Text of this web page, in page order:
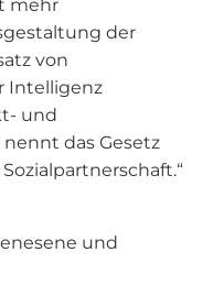
der
von
Intelligenz
und
das Gesetz
und